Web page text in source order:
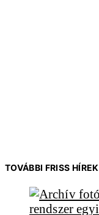
TOVÁBBI FRISS HÍREK